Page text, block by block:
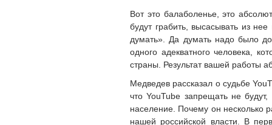
Вот это балаболенье, это
будут грабить, высасывать из
думать». Да думать надо было
одного адекватного человека,
страны. Результат вашей работы
Медведев рассказал о судьбе
что YouTube запрещать не
население. Почему он несколько
нашей российской власти. В